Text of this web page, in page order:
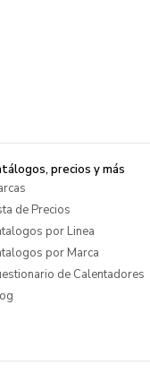
precios y más
de Precios
por Linea
por Marca
de Calentadores